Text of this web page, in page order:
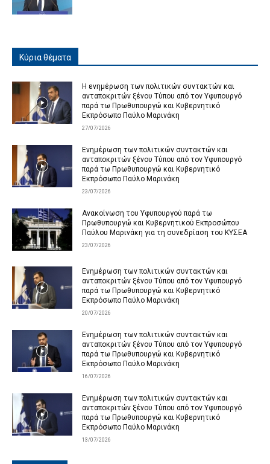
Κύρια θέματα
Η ενημέρωση των πολιτικών συντακτών και
ανταποκριτών ξένου Τύπου από τον Υφυπουργό
παρά τω Πρωθυπουργώ και Κυβερνητικό
Εκπρόσωπο Παύλο Μαρινάκη
27/07/2026
Ενημέρωση των πολιτικών συντακτών και
ανταποκριτών ξένου Τύπου από τον Υφυπουργό
παρά τω Πρωθυπουργώ και Κυβερνητικό
Εκπρόσωπο Παύλο Μαρινάκη
23/07/2026
Ανακοίνωση του Υφυπουργού παρά τω
Πρωθυπουργώ και Κυβερνητικού Εκπροσώπου
Παύλου Μαρινάκη για τη συνεδρίαση του ΚΥΣΕΑ
23/07/2026
Ενημέρωση των πολιτικών συντακτών και
ανταποκριτών ξένου Τύπου από τον Υφυπουργό
παρά τω Πρωθυπουργώ και Κυβερνητικό
Εκπρόσωπο Παύλο Μαρινάκη
20/07/2026
Ενημέρωση των πολιτικών συντακτών και
ανταποκριτών ξένου Τύπου από τον Υφυπουργό
παρά τω Πρωθυπουργώ και Κυβερνητικό
Εκπρόσωπο Παύλο Μαρινάκη
16/07/2026
Ενημέρωση των πολιτικών συντακτών και
ανταποκριτών ξένου Τύπου από τον Υφυπουργό
παρά τω Πρωθυπουργώ και Κυβερνητικό
Εκπρόσωπο Παύλο Μαρινάκη
13/07/2026